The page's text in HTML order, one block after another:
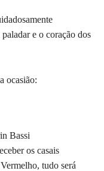
e o coração dos
ocasião:
Bassi
os casais
tudo será